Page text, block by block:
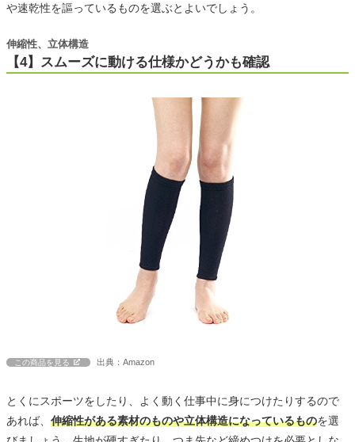
や速乾性を謳っているものを選ぶとよいでしょう。
【4】スムーズに動ける仕様かどうかも確認
伸縮性、立体構造
この商品を見る 出典：Amazon
とくにスポーツをしたり、よく動く仕事中に身につけたりするので
あれば、 伸縮性がある素材のものや立体構造になっているものを選